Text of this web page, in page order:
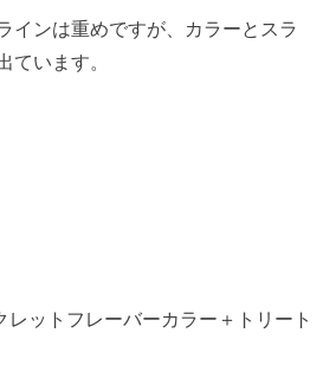
インは重めですが、カラーとスラ
ています。
レットフレーバーカラー＋トリート